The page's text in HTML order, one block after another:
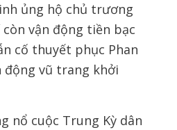
ủng hộ chủ trương
vận động tiền bạc
cố thuyết phục Phan
động vũ trang khởi
nổ cuộc Trung Kỳ dân